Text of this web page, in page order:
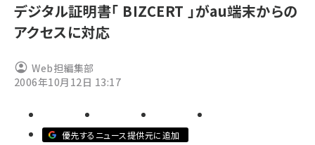
ai (2811)
note (2315)
デジタル証明書「 BIZCERT 」がau端末からの
アクセスに対応
Web担編集部
2006年10月12日 13:17
優先するニュース提供元に追加
る